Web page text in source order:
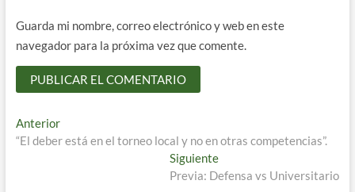
Guarda mi nombre, correo electrónico y web en este
navegador para la próxima vez que comente.
Navegación
de
AnteriorEntrada
anterior:
“El deber está en el torneo local y no en otras competencias”.
SiguienteEntrada
siguiente:
Previa: Defensa vs Universitario